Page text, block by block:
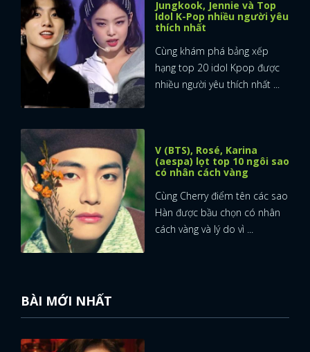
FACEBOOK GOOGLE
Jungkook, Jennie và Top
Idol K-Pop nhiều người yêu
thích nhất
Cùng khám phá bảng xếp
hạng top 20 idol Kpop được
nhiều người yêu thích nhất ...
V (BTS), Rosé, Karina
(aespa) lọt top 10 ngôi sao
có nhân cách vàng
Cùng Cherry điểm tên các sao
Hàn được bầu chọn có nhân
cách vàng và lý do vì ...
BÀI MỚI NHẤT